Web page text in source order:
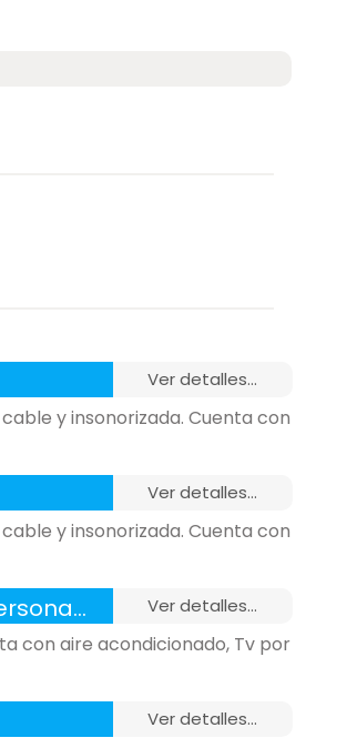
ver detalles...
y insonorizada. Cuenta con
ver detalles...
y insonorizada. Cuenta con
con m ver detalles...
con aire acondicionado, Tv por
ver detalles...